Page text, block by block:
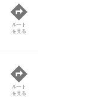
ルート
を見る
ルート
を見る